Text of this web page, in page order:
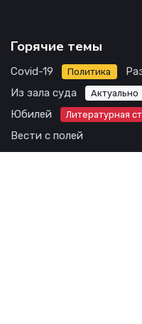
Горячие темы
Covid-19 Политика
Из зала суда Актуально
Юбилей Литературная
Вести с полей